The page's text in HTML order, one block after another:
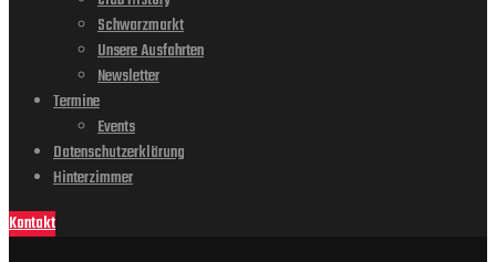
Schwarzmarkt
Unsere Ausfahrten
Newsletter
Termine
Events
Datenschutzerklärung
Hinterzimmer
Kontakt